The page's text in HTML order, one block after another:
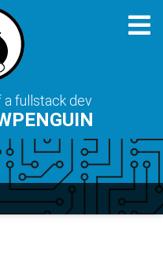
a fullstack dev